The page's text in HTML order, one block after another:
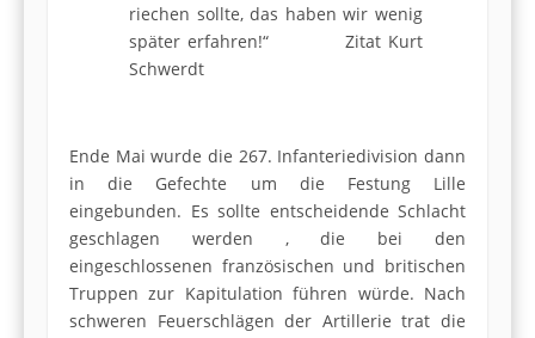
riechen sollte, das haben wir wenig
später erfahren!“ Zitat Kurt
Schwerdt
Ende Mai wurde die 267. Infanteriedivision dann
in die Gefechte um die Festung Lille
eingebunden. Es sollte entscheidende Schlacht
geschlagen werden , die bei den
eingeschlossenen französischen und britischen
Truppen zur Kapitulation führen würde. Nach
schweren Feuerschlägen der Artillerie trat die